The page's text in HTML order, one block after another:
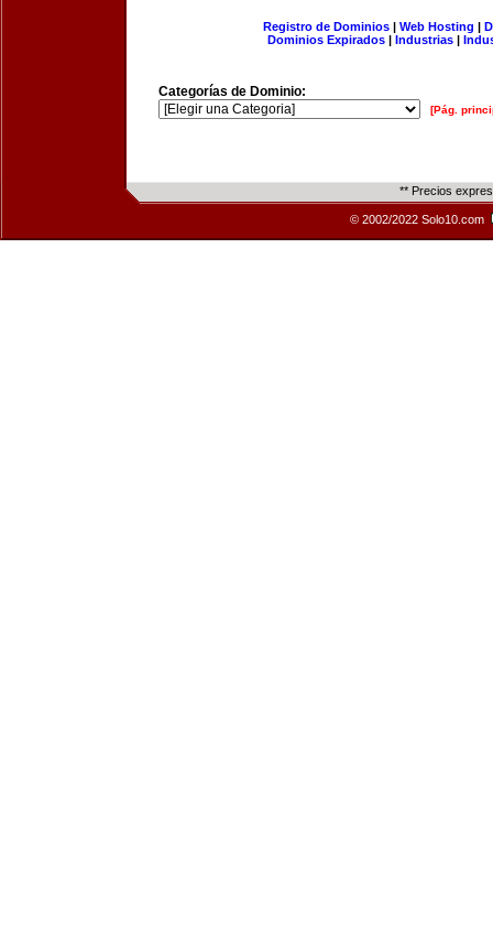
Registro de Dominios| Web Hosting |
Dominios Expirados | Industrias |
Categorías de Dominio:
[Pág.
** Precios
© 2002/2022 Solo10.com